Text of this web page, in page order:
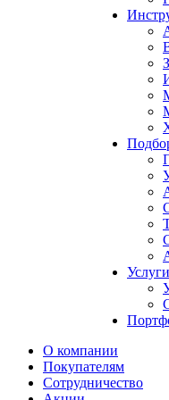
О компании
Покупателям
Сотрудничество